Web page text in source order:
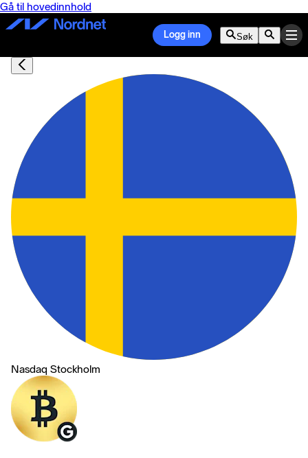
Gå til hovedinnhold
Logg inn Søk
Nasdaq Stockholm